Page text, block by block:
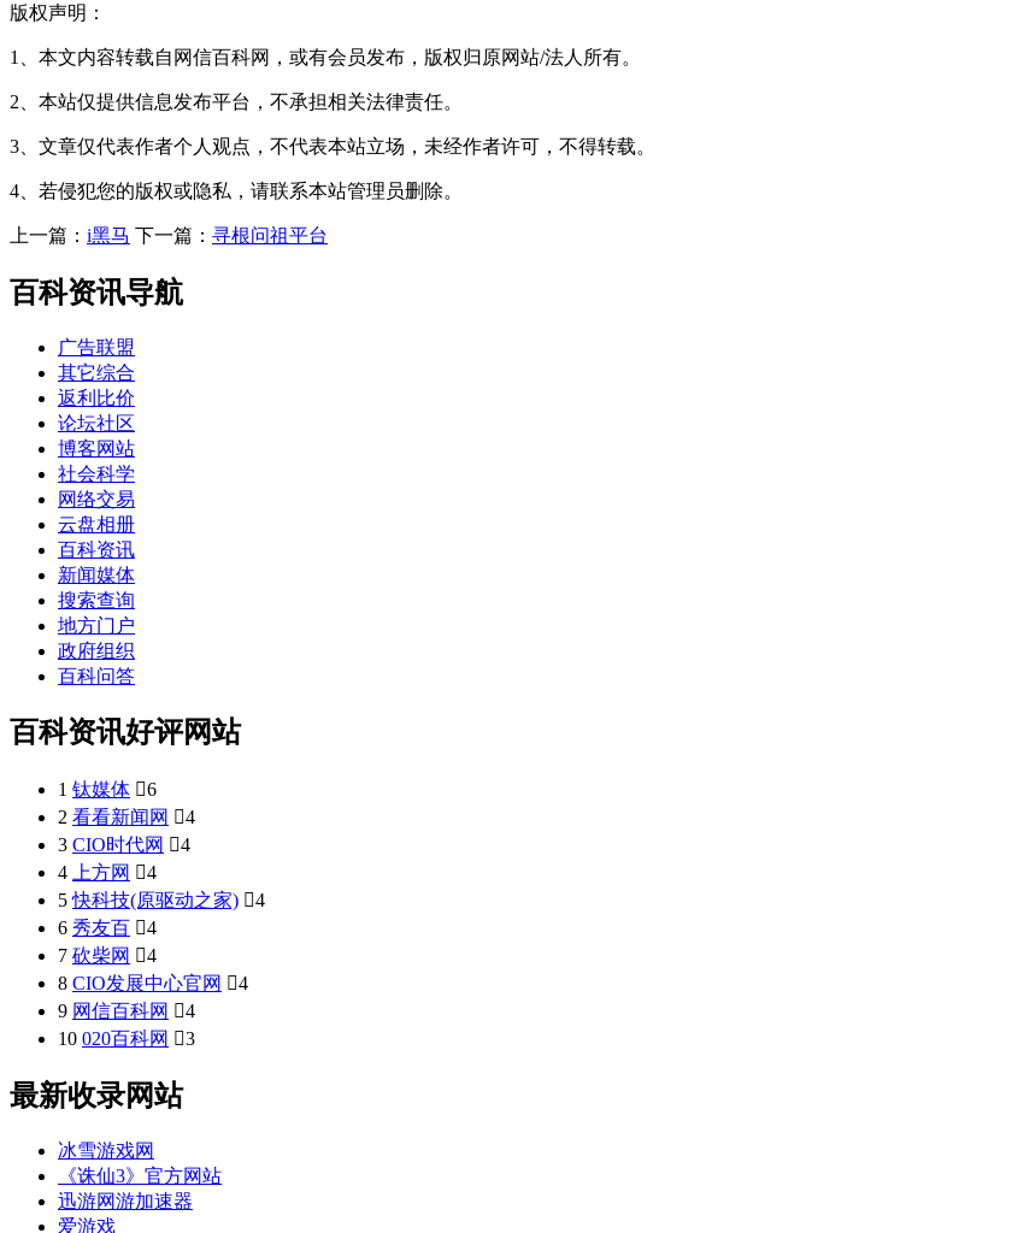
版权声明：
1、本文内容转载自网信百科网，或有会员发布，版权归原网站/法人所有。
2、本站仅提供信息发布平台，不承担相关法律责任。
3、文章仅代表作者个人观点，不代表本站立场，未经作者许可，不得转载。
4、若侵犯您的版权或隐私，请联系本站管理员删除。
上一篇： i黑马 下一篇： 寻根问祖平台
百科资讯导航
广告联盟
其它综合
返利比价
论坛社区
博客网站
社会科学
网络交易
云盘相册
百科资讯
新闻媒体
搜索查询
地方门户
政府组织
百科问答
百科资讯好评网站
1 钛媒体 6
2 看看新闻网 4
3 CIO时代网 4
4
上方网 4
5 快科技(原驱动之家) 4
6 秀友百 4
7 砍柴网 4
8 CIO发展中心官网 4
9 网信百科网 4
10 020百科网 3
最新收录网站
冰雪游戏网
《诛仙3》官方网站
迅游网游加速器
爱游戏